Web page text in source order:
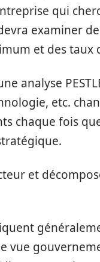
qui
examiner
et des taux
analyse
etc.
chaque fois
et
vue